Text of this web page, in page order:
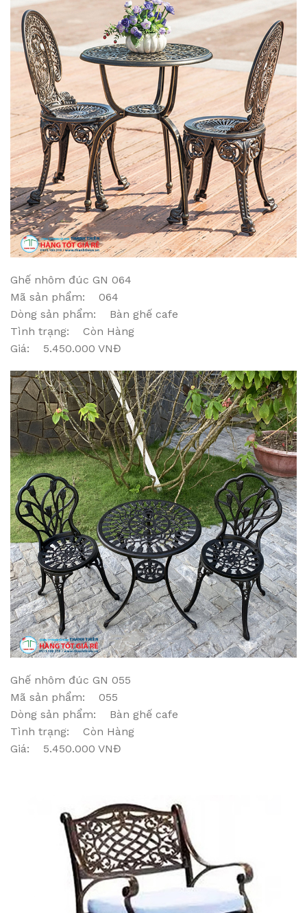
Ghế nhôm đúc GN 064
Mã sản phẩm: 064
Dòng sản phẩm: Bàn ghế cafe
Tình trạng: Còn Hàng
Giá: 5.450.000 VNĐ
Ghế nhôm đúc GN 055
Mã sản phẩm: 055
Dòng sản phẩm: Bàn ghế cafe
Tình trạng: Còn Hàng
Giá: 5.450.000 VNĐ